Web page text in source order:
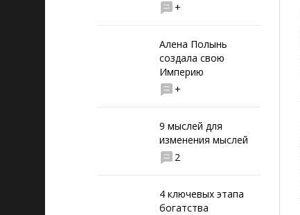
+
Алена Полынь
создала свою
Империю
+
9 мыслей для
изменения мыслей
2
4 ключевых этапа
богатства